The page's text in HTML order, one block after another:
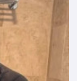
დღეს არ
ყრილობას
მარიზი
თინა
თინა
ამ საბჭოში